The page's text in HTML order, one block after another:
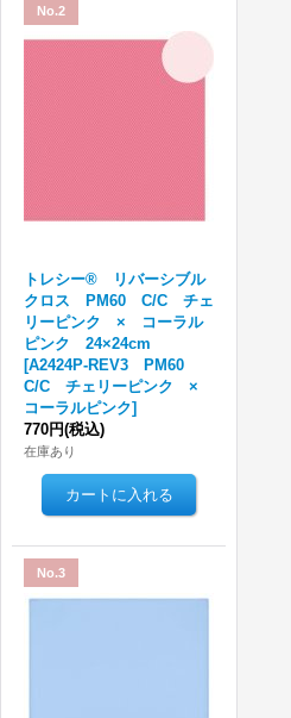
No.2
トレシー® リバーシブル
クロス PM60 C/C チェ
リーピンク × コーラル
ピンク 24×24cm
[A2424P-REV3 PM60
C/C チェリーピンク ×
コーラルピンク]
770円(税込)
在庫あり
No.3